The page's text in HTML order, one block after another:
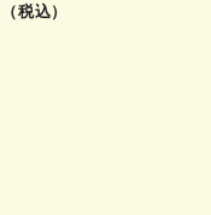
（税込）